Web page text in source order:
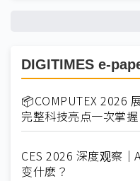
DIGITIMES e-
📦COMPUTEX 2026
完整科技亮点一次掌握
CES 2026 深度观察
变什麽？